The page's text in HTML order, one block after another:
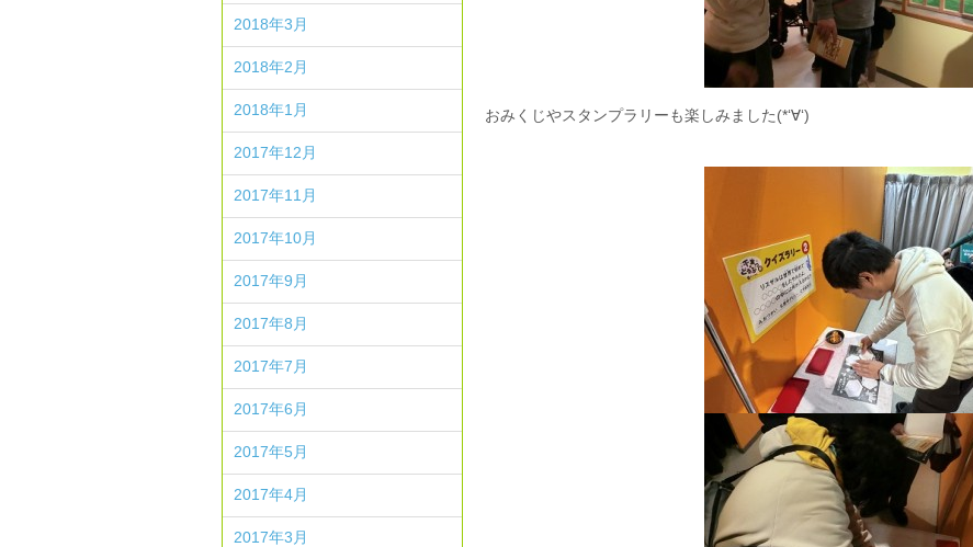
おみくじやスタンプラリーも楽しみました(*‘∀‘)
2018年3月
2018年2月
2018年1月
2017年12月
2017年11月
2017年10月
2017年9月
2017年8月
2017年7月
2017年6月
2017年5月
2017年4月
2017年3月